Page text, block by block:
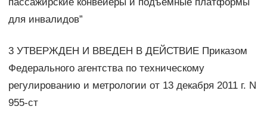
пассажирские конвейеры и подъемные платформы
для инвалидов”
3 УТВЕРЖДЕН И ВВЕДЕН В ДЕЙСТВИЕ Приказом
Федерального агентства по техническому
регулированию и метрологии от 13 декабря 2011 г. N
955-ст